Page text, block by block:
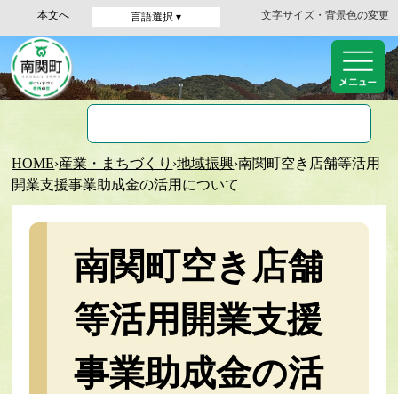
本文へ 言語選択 ▾ 文字サイズ・背景色の変更
HOME›産業・まちづくり ›地域振興›南関町空き店舗等活用
開業支援事業助成金の活用について
南関町空き店舗
等活用開業支援
事業助成金の活